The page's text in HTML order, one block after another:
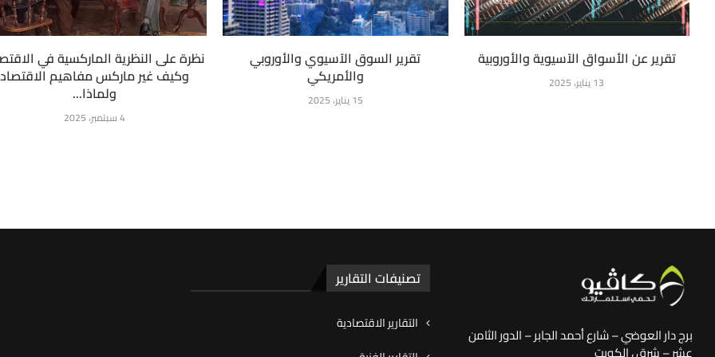
نظرة على النظرية الماركسية في
وكيف غير ماركس مفاهيم الاقتصاد
ولماذا...
4 سبتمبر، 2025
تقرير السوق الآسيوي والأوروبي
والأمريكي
15 يناير، 2025
تقرير عن الأسواق الآسيوية والأوروبية
13 يناير، 2025
برج دار العوضي – شارع أحمد الجابر – الدور الثامن
تصنيفات التقارير
التقارير الاقتصادية